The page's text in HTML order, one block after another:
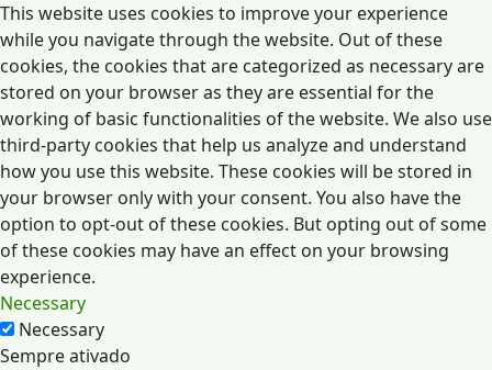
This website uses cookies to improve your experience
while you navigate through the website. Out of these
cookies, the cookies that are categorized as necessary are
stored on your browser as they are essential for the
working of basic functionalities of the website. We also use
third-party cookies that help us analyze and understand
how you use this website. These cookies will be stored in
your browser only with your consent. You also have the
option to opt-out of these cookies. But opting out of some
of these cookies may have an effect on your browsing
experience.
Necessary
Necessary
Sempre ativado